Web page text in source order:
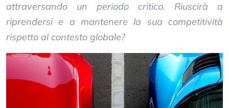
attraversando un periodo critico. Riuscirà a
riprendersi e a mantenere la sua competitività
rispetto al contesto globale?